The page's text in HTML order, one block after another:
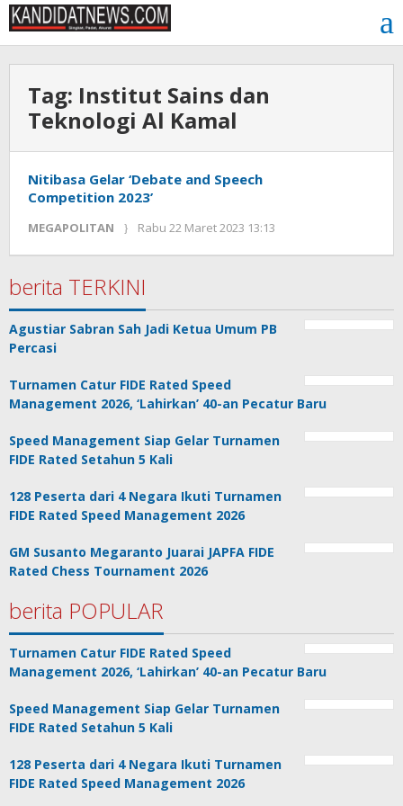
Lewati
ke
konten
Tag: Institut Sains dan
Teknologi Al Kamal
Nitibasa Gelar ‘Debate and Speech
Competition 2023’
MEGAPOLITAN Rabu 22 Maret 2023 13:13
Jackson
berita TERKINI
Agustiar Sabran Sah Jadi Ketua Umum PB
Percasi
Turnamen Catur FIDE Rated Speed
Management 2026, ‘Lahirkan’ 40-an Pecatur Baru
Speed Management Siap Gelar Turnamen
FIDE Rated Setahun 5 Kali
128 Peserta dari 4 Negara Ikuti Turnamen
FIDE Rated Speed Management 2026
GM Susanto Megaranto Juarai JAPFA FIDE
Rated Chess Tournament 2026
berita POPULAR
Turnamen Catur FIDE Rated Speed
Management 2026, ‘Lahirkan’ 40-an Pecatur Baru
Speed Management Siap Gelar Turnamen
FIDE Rated Setahun 5 Kali
128 Peserta dari 4 Negara Ikuti Turnamen
FIDE Rated Speed Management 2026